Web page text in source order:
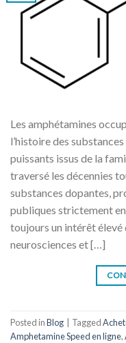
Les amphétamines
l’histoire des
puissants issus de la
traversé les décennies
substances dopantes,
publiques strictement
toujours un intérêt élevé
neurosciences et […]
Posted inBlog Tagged
Amphetamine Speed ​​​​en ligne,